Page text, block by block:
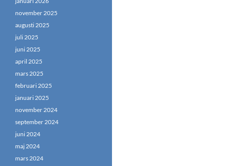
november 2025
augusti 2025
juli 2025
juni 2025
april 2025
mars 2025
februari 2025
januari 2025
november 2024
september 2024
juni 2024
maj 2024
mars 2024